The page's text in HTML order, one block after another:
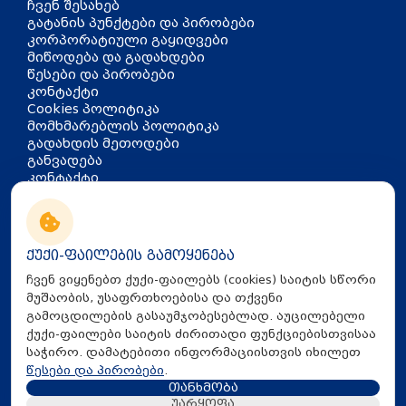
კონტაქტი
თბილისი, აკაკი წერეთლის
გამზირი 126
info@mira.ge
032 235 60 01
ჩვენ შესახებ
გატანის პუნქტები და პირობები
კორპორატიული გაყიდვები
მიწოდება და გადახდები
წესები და პირობები
კონტაქტი
Cookies პოლიტიკა
მომხმარებლის პოლიტიკა
გადახდის მეთოდები
განვადება
All Rights Reserved © 2025 Mira.ge
ქუქი-ფაილების გამოყენება
ჩვენ ვიყენებთ ქუქი-ფაილებს (cookies) საიტის სწორი
მუშაობის, უსაფრთხოებისა და თქვენი
გამოცდილების გასაუმჯობესებლად. აუცილებელი
ქუქი-ფაილები საიტის ძირითადი ფუნქციებისთვისაა
საჭირო. დამატებითი ინფორმაციისთვის იხილეთ
წესები და პირობები.
თანხმობა